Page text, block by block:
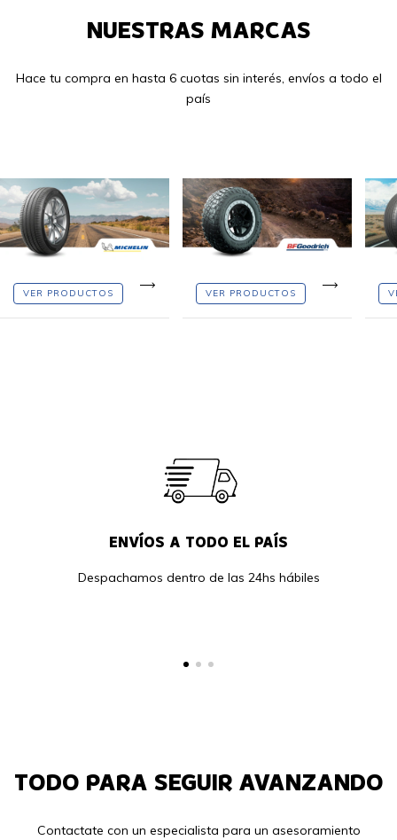
NUESTRAS MARCAS
Hace tu compra en hasta 6 cuotas sin interés, envíos a todo el
país
VER PRODUCTOS VER PRODUCTOS
ENVÍOS A TODO EL PAÍS
Despachamos dentro de las 24hs hábiles
TODO PARA SEGUIR AVANZANDO
Contactate con un especialista para un asesoramiento